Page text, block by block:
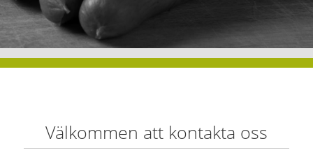
Välkommen att kontakta oss